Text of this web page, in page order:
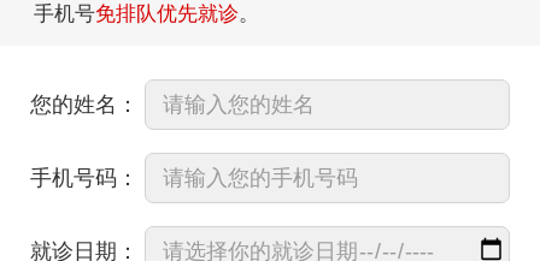
手机号免排队优先就诊。
您的姓名：
手机号码：
就诊日期：